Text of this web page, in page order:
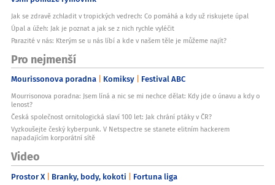
Jak se zdravě zchladit v tropických vedrech: Co pomáhá a kdy už riskujete úpal
Úpal a úžeh: Jak je poznat a jak se z nich rychle vyléčit
Parazité v nás: Kterým se u nás líbí a kde v našem těle je můžeme najít?
Pro nejmenší
Mourissonova poradna Komiksy Festival ABC
Mourrisonova poradna: Jsem líná a nic se mi nechce dělat: Kdy jde o únavu a kdy o
lenost?
Česká společnost ornitologická slaví 100 let: Jak chrání ptáky v ČR?
Vyzkoušejte český kyberpunk. V Netspectre se stanete elitním hackerem
napadajícím korporátní sítě
Video
Prostor X Branky, body, kokoti Fortuna liga